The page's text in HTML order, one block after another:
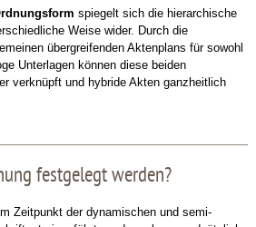
spiegelt sich die hierarchische
Weise wider. Durch die
übergreifenden Aktenplans für sowohl
Unterlagen können diese beiden
verknüpft und hybride Akten ganzheitlich
festgelegt werden?
Zeitpunkt der dynamischen und semi-